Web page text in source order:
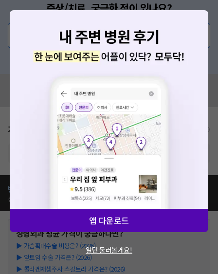
증상/치료, 궁금한 점이 있나요?
💬 무엇이든 물어보세요
혹은, 의료상담 서비스에 다양한 게시글 보러가기
모두닥 팀에 알려주세요!
가격표
※ 해당병원의 비급여 가격표는 현재 준비중입니다.
병원별 치료가격 비교하기
심평원가, 이벤트가, 모두닥 리뷰가 등
성형외과평균 가격이 궁금하다면?
▶ 가슴확대수술 비용은? (2026)
▶ 앞트임 수술 가격은? (2026)
▶ 콜라겐재생주사 스컬트라 가격은? (2026)
앱 다운로드
일단 둘러볼게요!